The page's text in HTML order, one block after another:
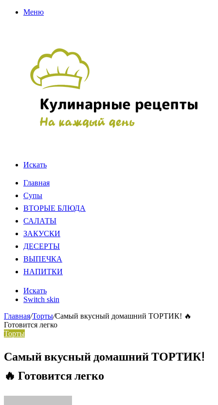
Меню
Искать
Главная
Супы
ВТОРЫЕ БЛЮДА
САЛАТЫ
ЗАКУСКИ
ДЕСЕРТЫ
ВЫПЕЧКА
НАПИТКИ
Искать
Switch skin
Главная/Торты/Самый вкусный домашний ТОРТИК! 🔥
Готовится легко
Торты
Самый вкусный домашний ТОРТИК!
🔥 Готовится легко